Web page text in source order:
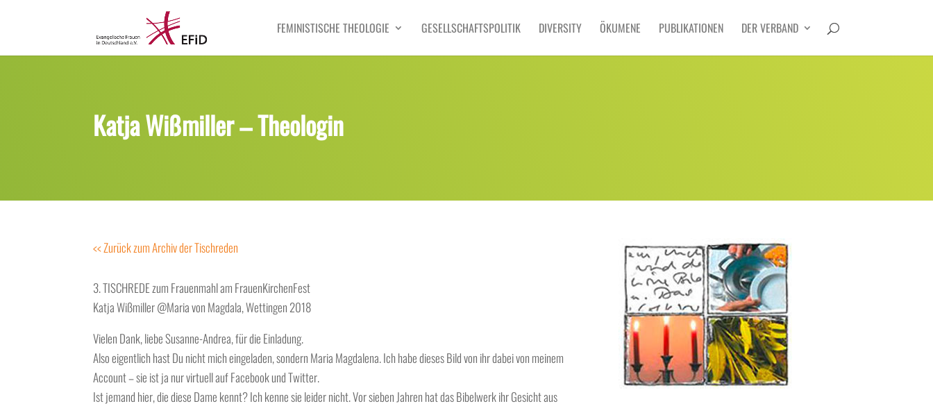
FEMINISTISCHE THEOLOGIE GESELLSCHAFTSPOLITIK DIVERSITY ÖKUMENE PUBLIKATIONEN DER VERBAND
Katja Wißmiller – Theologin
<< Zurück zum Archiv der Tischreden
3. TISCHREDE zum Frauenmahl am FrauenKirchenFest
Katja Wißmiller @Maria von Magdala, Wettingen 2018
Vielen Dank, liebe Susanne-Andrea, für die Einladung.
Also eigentlich hast Du nicht mich eingeladen, sondern Maria Magdalena. Ich habe dieses Bild von ihr dabei von meinem
Account – sie ist ja nur virtuell auf Facebook und Twitter.
Ist jemand hier, die diese Dame kennt? Ich kenne sie leider nicht. Vor sieben Jahren hat das Bibelwerk ihr Gesicht aus